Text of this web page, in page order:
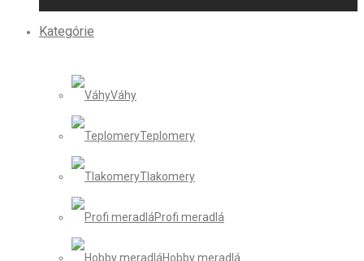
Kategórie
Váhy
Teplomery
Tlakomery
Profi meradlá
Hobby meradlá